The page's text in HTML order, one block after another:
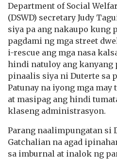
Department of Social
(DSWD) secretary Judy
siya pa ang nakaupo kung
pagdami ng mga street
i-rescue ang mga nasa
hindi natuloy ang kanyang
pinaalis siya ni Duterte sa
Patunay na iyong mga
at masipag ang hindi
klaseng administrasyon.
Parang naalimpungatan si
Gatchalian na agad
sa imburnal at inalok ng